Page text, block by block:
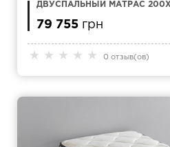
★ ★ ★ ★ ★ 0 отзыв(ов)
ДВУСПАЛЬНЫЙ МАТРАС
79 755 грн